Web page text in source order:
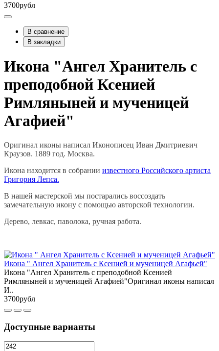
3700рубл
В сравнение
В закладки
Икона "Ангел Хранитель с
преподобной Ксенией
Римляныней и мученицей
Агафией"
Оригинал иконы написал Иконописец Иван Дмитриевич
Краузов. 1889 год. Москва.
Икона находится в собрании известного Российского артиста
Григория Лепса.
В нашей мастерской мы постарались воссоздать
замечательную икону с помощью авторской технологии.
Дерево, левкас, паволока, ручная работа.
Икона " Ангел Хранитель с Ксенией и мученицей Агафьей"
Икона "Ангел Хранитель с преподобной Ксенией
Римляныней и мученицей Агафией"Оригинал иконы написал
И..
3700рубл
Доступные варианты